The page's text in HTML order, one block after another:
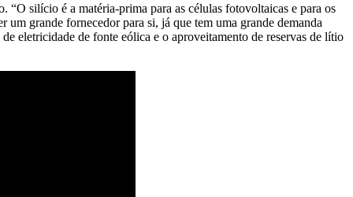
silício é a matéria-prima para as células fotovoltaicas e para os
grande fornecedor para si, já que tem uma grande demanda
eletricidade de fonte eólica e o aproveitamento de reservas de lítio